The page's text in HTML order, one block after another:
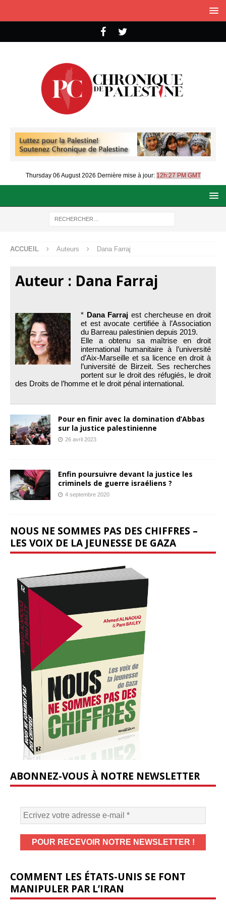
Thursday 06 August 2026 Dernière mise à jour: 12h:27 PM GMT
ACCUEIL Auteurs Dana Farraj
Auteur : Dana Farraj
* Dana Farraj est chercheuse en droit
et est avocate certifiée à l’Association
du Barreau palestinien depuis 2019.
Elle a obtenu sa maîtrise en droit
international humanitaire à l’université
d’Aix-Marseille et sa licence en droit à
l’université de Birzeit. Ses recherches
portent sur le droit des réfugiés, le droit
des Droits de l’homme et le droit pénal international.
Pour en finir avec la domination d’Abbas
sur la justice palestinienne
26 avril 2023
Enfin poursuivre devant la justice les
criminels de guerre israéliens ?
4 septembre 2020
NOUS NE SOMMES PAS DES CHIFFRES –
LES VOIX DE LA JEUNESSE DE GAZA
ABONNEZ-VOUS À NOTRE NEWSLETTER
COMMENT LES ÉTATS-UNIS SE FONT
MANIPULER PAR L’IRAN